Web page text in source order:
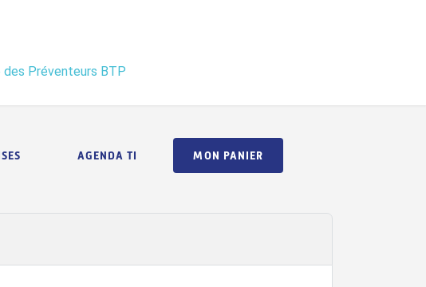
des Préventeurs BTP
AGENDA TI MON PANIER